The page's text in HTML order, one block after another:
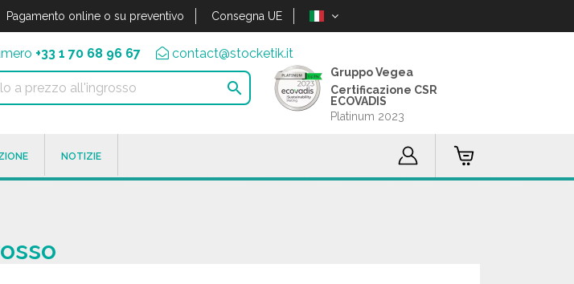
Pagamento online o su preventivo Consegna UE
+33 1 70 68 96 67 contact@stocketik.it

Gruppo Vegea
Certificazione CSR
ECOVADIS
Platinum 2023
NOTIZIE